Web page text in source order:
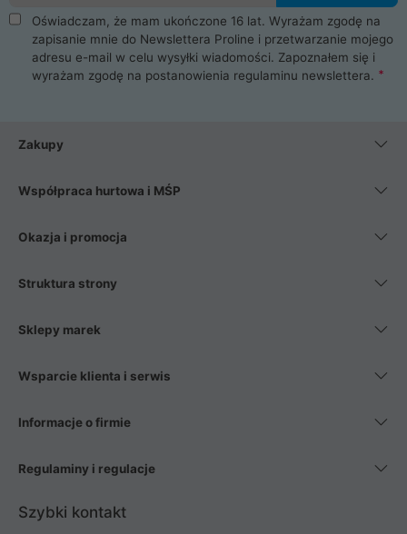
Oświadczam, że mam ukończone 16 lat. Wyrażam zgodę na
zapisanie mnie do Newslettera Proline i przetwarzanie mojego
adresu e-mail w celu wysyłki wiadomości. Zapoznałem się i
wyrażam zgodę na postanowienia regulaminu newslettera.
Zakupy
Współpraca hurtowa i MŚP
Okazja i promocja
Struktura strony
Sklepy marek
Wsparcie klienta i serwis
Informacje o firmie
Regulaminy i regulacje
Szybki kontakt